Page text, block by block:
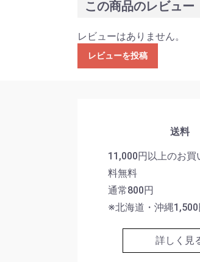
この商品のレビュー
レビューはありません。
レビューを投稿
送料
11,000円以上のお買
料無料
通常800円
※北海道・沖縄1,500
詳しく見